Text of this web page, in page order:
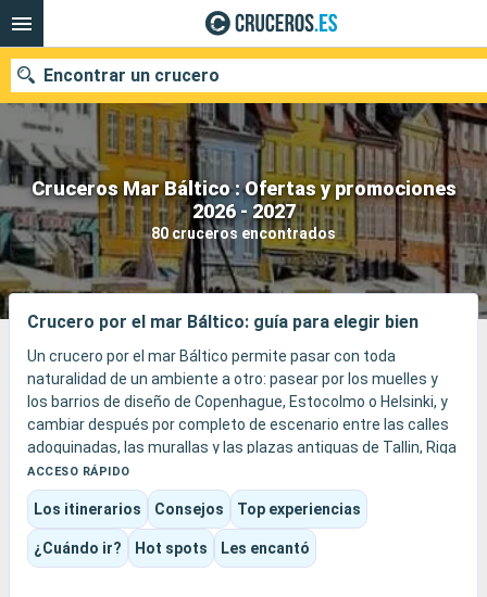
Cruceros Mar Báltico : Ofertas y promociones
2026 - 2027
80 cruceros encontrados
Encontrar un crucero
Nuestros destinos
Fecha de salida
Puertos Compañías
Buscar
Crucero por el mar Báltico: guía para elegir bien
Un crucero por el mar Báltico permite pasar con toda
naturalidad de un ambiente a otro: pasear por los muelles y
los barrios de diseño de Copenhague, Estocolmo o Helsinki, y
cambiar después por completo de escenario entre las calles
adoquinadas, las murallas y las plazas antiguas de Tallin, Riga
o Gdansk.
Aquí se viene a caminar, descubrir y tomarse el tiempo de
contemplar hermosas ciudades abiertas al mar, disfrutar de
los largos días de verano y de esa atmósfera nórdica tan
especial. El destino combina así patrimonio, vida urbana,
ACCESO RÁPIDO
Los itinerarios Consejos Top experiencias
¿Cuándo ir? Hot spots Les encantó